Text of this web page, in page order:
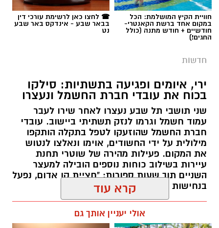
חדשות
ירי, איומים ופגיעה בתשתיות: סילקו
שני תושבי תל שבע נעצרו לאחר שירו לעבר
חברת החשמל שהוזעקו לטפל בתקלה הותקפו
מילולית על ידי החשודים, אוימו ונאלצו לנטוש
את המקום. פעילות מהירה של שוטרי תחנת
עיירות בשילוב כוחות נוספים הובילה למעצר
השניים תוך שעות ספורות: "חציית קו אדום, נפעל
בנחישות נגד מי שינסה להטיל מורא".
רותם שרון / 13:30 06.08.26
קרא עוד
אולי יעניין אותך גם